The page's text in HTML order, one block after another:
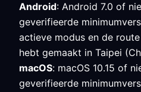
Android: Android 7.0 of
geverifieerde
actieve modus en de
hebt gemaakt in Taipei
macOS: macOS 10.15 of
geverifieerde